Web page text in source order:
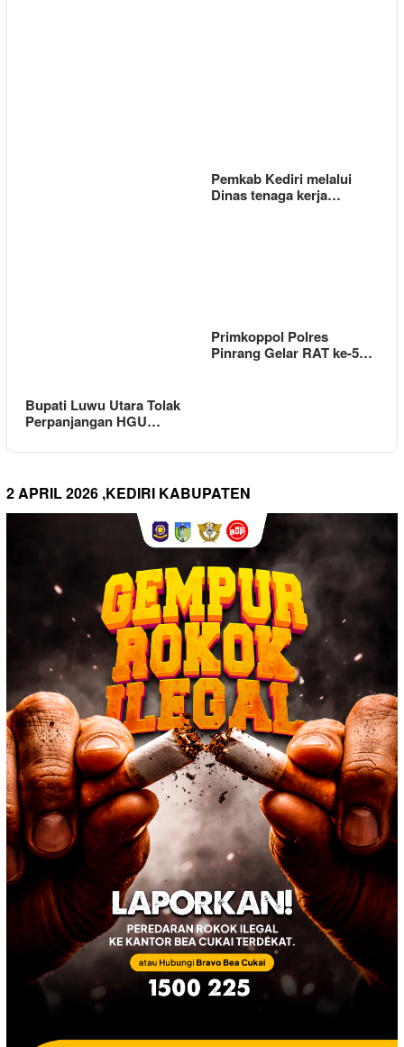
Pemkab Kediri melalui
Dinas tenaga kerja…
Bupati Luwu Utara Tolak
Perpanjangan HGU…
Primkoppol Polres
Pinrang Gelar RAT ke-5…
2 APRIL 2026 ,KEDIRI KABUPATEN